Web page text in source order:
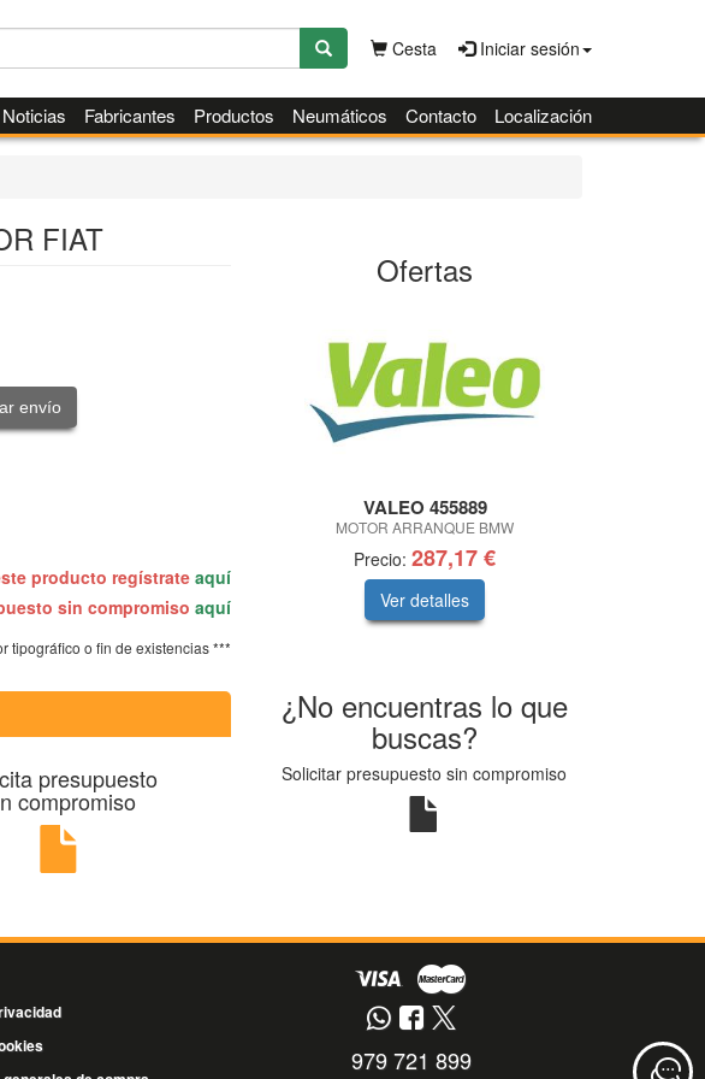
Cesta Iniciar sesión
Noticias Fabricantes Productos Neumáticos Contacto Localización
FIAT
envío
producto regístrate aquí
sin compromiso aquí
tipográfico o fin de existencias ***
presupuesto
compromiso
Ofertas
VALEO 455889
MOTOR ARRANQUE BMW
Precio: 287,17 €
Ver detalles
¿No encuentras lo que
buscas?
Solicitar presupuesto sin compromiso
979 721 899